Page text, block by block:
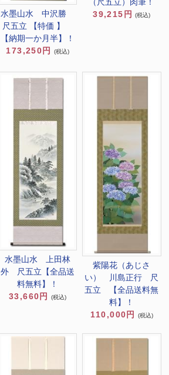
水墨山水 中沢勝
尺五立 【特価 】
【納期一か月半】！
173,250円
(税込)
39,215円
(税込)
水墨山水 上田林
外 尺五立【全品送
料無料】！
33,660円
(税込)
紫陽花（あじさ
い） 川島正行 尺
五立 【全品送料無
料】！
110,000円
(税込)